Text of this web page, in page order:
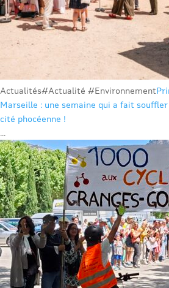
Actualités#Actualité #Environnement
Marseille : une semaine qui a fait souffler
cité phocéenne !
...